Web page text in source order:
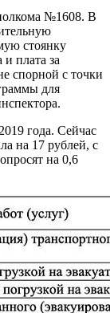
№1608. В
стоянку
плата за
спорной с точки
для
года. Сейчас
на 17 рублей, с
на 0,6